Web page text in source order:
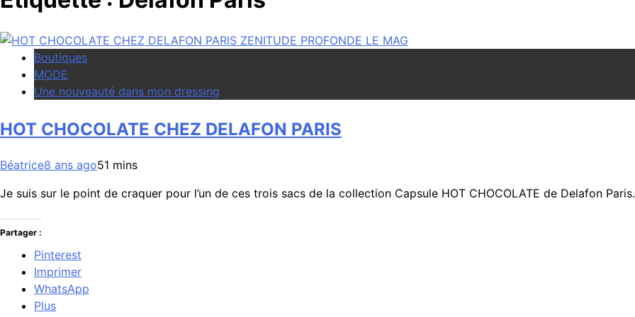
Boutiques
MODE
Une nouveauté dans mon dressing
HOT CHOCOLATE CHEZ DELAFON PARIS
Béatrice8 ans ago51 mins
Je suis sur le point de craquer pour l’un de ces trois sacs de la collection Capsule HOT CHOCOLATE de Delafon
Partager :
Pinterest
Imprimer
WhatsApp
Plus